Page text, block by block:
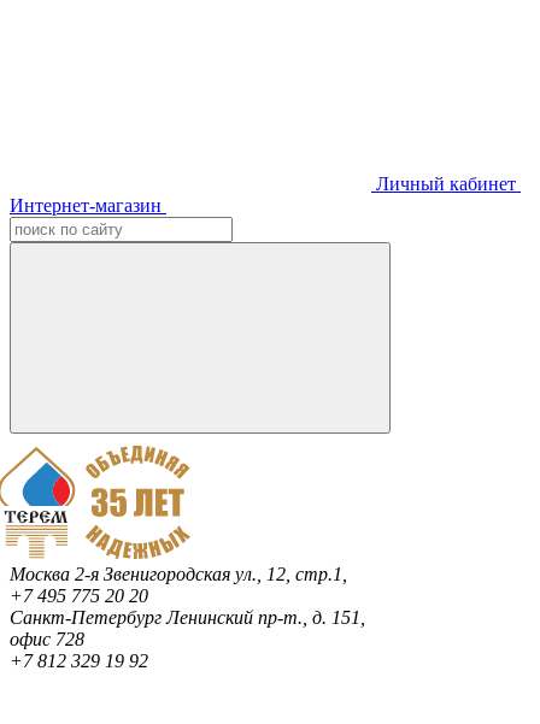
Личный кабинет
Интернет-магазин
Москва 2-я Звенигородская ул., 12, стр.1,
+7 495 775 20 20
Санкт-ПетербургЛенинский пр-т., д. 151,
офис 728
+7 812 329 19 92